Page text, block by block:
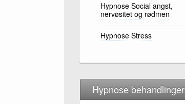
Hypnose Social angst,
nervøsitet og rødmen
Hypnose Stress
Hypnose behandlinger